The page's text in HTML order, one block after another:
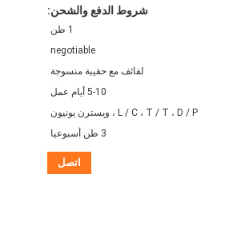
شروط الدفع والشحن:
1 طن
negotiable
لفائف مع حقيبة منسوجة
5-10 أيام عمل
L / C ، T / T ، D / P ، ويسترن يونيون
3 طن أسبوعيا
اتصل